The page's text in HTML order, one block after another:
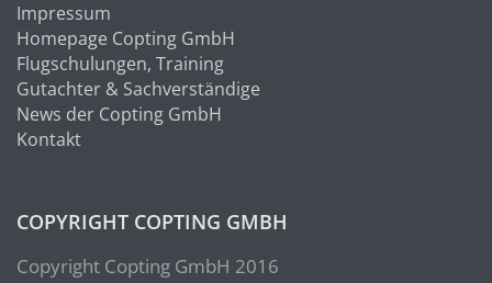
Impressum
Homepage Copting GmbH
Flugschulungen, Training
Gutachter & Sachverständige
News der Copting GmbH
Kontakt
COPYRIGHT COPTING GMBH
Copyright Copting GmbH 2016